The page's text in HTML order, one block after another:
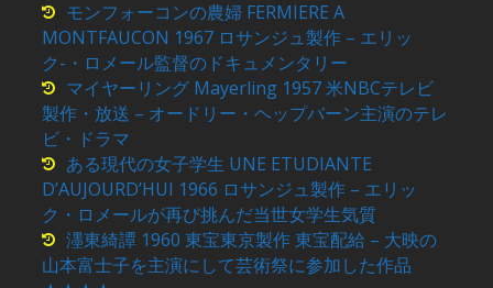
モンフォーコンの農婦 FERMIERE A
MONTFAUCON 1967 ロサンジュ製作 – エリッ
ク-・ロメール監督のドキュメンタリー
マイヤーリング Mayerling 1957 米NBCテレビ
製作・放送 – オードリー・ヘップバーン主演のテレ
ビ・ドラマ
ある現代の女子学生 UNE ETUDIANTE
D’AUJOURD’HUI 1966 ロサンジュ製作 – エリッ
ク・ロメールが再び挑んだ当世女学生気質
濹東綺譚 1960 東宝東京製作 東宝配給 – 大映の
山本富士子を主演にして芸術祭に参加した作品